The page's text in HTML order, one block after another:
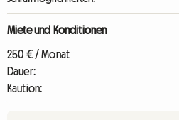
Miete und Konditionen
250 € / Monat
Dauer:
Kaution: